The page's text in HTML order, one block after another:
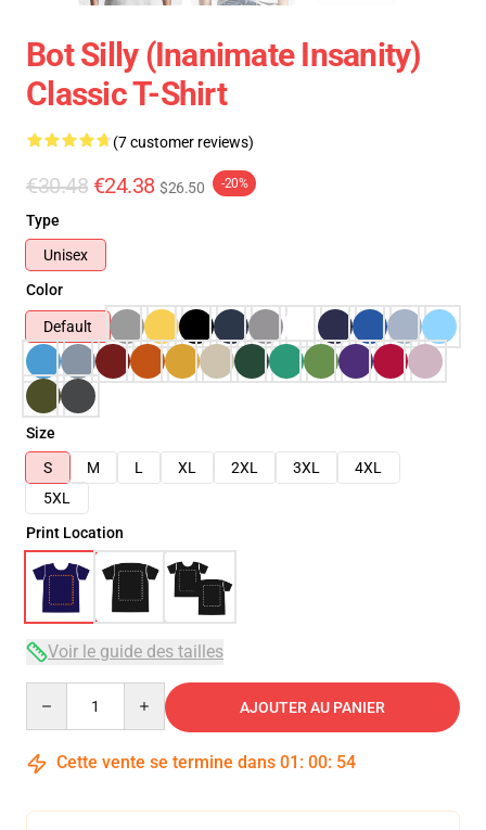
Bot Silly (Inanimate Insanity)
Classic T-Shirt
(7 customer reviews)
€30.48 €24.38 $26.50 -20%
Type
Unisex
Color
Default
Size
S
M L XL 2XL 3XL
4XL
5XL
Print Location
Voir le guide des tailles
AJOUTER AU PANIER
Cette vente se termine dans 01 : 00: 54